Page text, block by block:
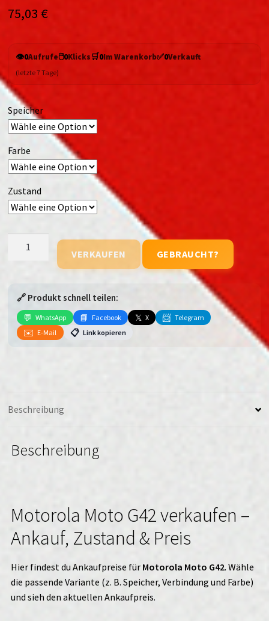
75,03 €
👁️0Aufrufe🖱️0Klicks🛒0Im Warenkorb✅0Verkauft
(letzte 7 Tage)
Speicher
Farbe
Zustand
VERKAUFEN GEBRAUCHT?
🔗 Produkt schnell teilen:
💬 WhatsApp 📘 Facebook 𝕏 X 📨 Telegram
✉️ E-Mail 📋 Link kopieren
Beschreibung
Beschreibung
Motorola Moto G42 verkaufen –
Ankauf, Zustand & Preis
Hier findest du Ankaufpreise für Motorola Moto G42. Wähle
die passende Variante (z. B. Speicher, Verbindung und Farbe)
und sieh den aktuellen Ankaufpreis.